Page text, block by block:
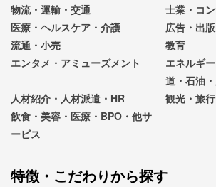
物流・運輸・交通
士業・コ
医療・ヘルスケア・介護
広告・出
流通・小売
教育
エンタメ・アミューズメント
エネルギ
道・石油・
人材紹介・人材派遣・HR
観光・旅
飲食・美容・医療・BPO・他サ
ービス
特徴・こだわりから探す